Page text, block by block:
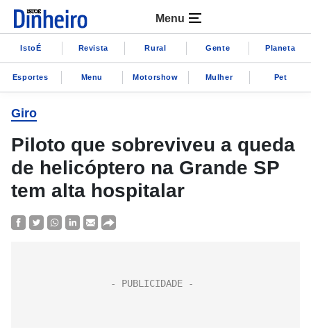
Menu
IstoÉ Revista Rural Gente Planeta
Esportes Menu Motorshow Mulher Pet
Giro
Piloto que sobreviveu a queda
de helicóptero na Grande SP
tem alta hospitalar